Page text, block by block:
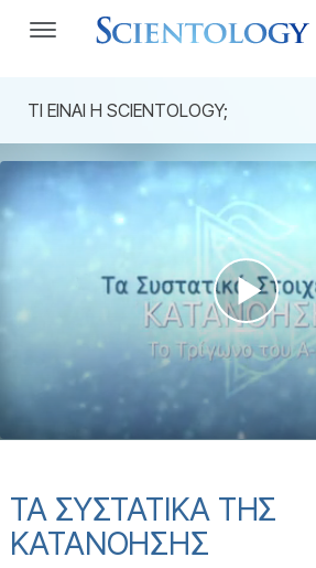
ΤΙ ΕΙΝΑΙ Η SCIENTOLOGY;
ΤΑ ΣΥΣΤΑΤΙΚΑ ΤΗΣ
ΚΑΤΑΝΟΗΣΗΣ